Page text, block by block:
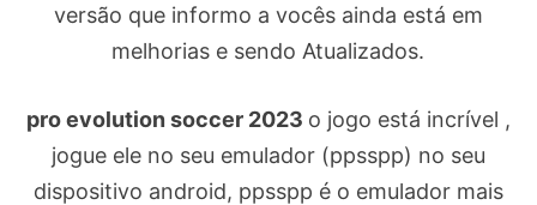
versão que informo a vocês ainda está em
melhorias e sendo Atualizados.
pro evolution soccer 2023 o jogo está incrível ,
jogue ele no seu emulador (ppsspp) no seu
dispositivo android, ppsspp é o emulador mais